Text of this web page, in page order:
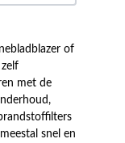
of
met de
snel en